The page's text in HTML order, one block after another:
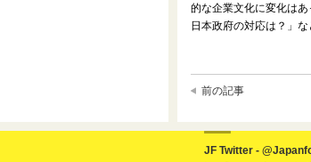
的な企業文化に変化は
日本政府の対応は？」
前の記事
JF Twitter -